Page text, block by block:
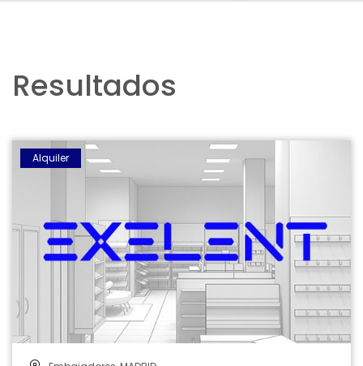
Resultados
006268
Alquiler